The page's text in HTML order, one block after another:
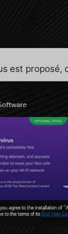
est proposé,